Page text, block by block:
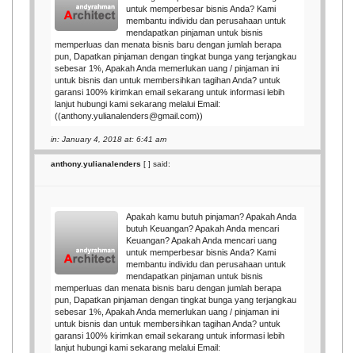
untuk memperbesar bisnis Anda? Kami
membantu individu dan perusahaan untuk
mendapatkan pinjaman untuk bisnis
memperluas dan menata bisnis baru dengan jumlah berapa
pun, Dapatkan pinjaman dengan tingkat bunga yang terjangkau
sebesar 1%, Apakah Anda memerlukan uang / pinjaman ini
untuk bisnis dan untuk membersihkan tagihan Anda? untuk
garansi 100% kirimkan email sekarang untuk informasi lebih
lanjut hubungi kami sekarang melalui Email:
((anthony.yulianalenders@gmail.com))
in: January 4, 2018 at: 6:41 am
anthony.yulianalenders [] said:
Apakah kamu butuh pinjaman? Apakah Anda
butuh Keuangan? Apakah Anda mencari
Keuangan? Apakah Anda mencari uang
untuk memperbesar bisnis Anda? Kami
membantu individu dan perusahaan untuk
mendapatkan pinjaman untuk bisnis
memperluas dan menata bisnis baru dengan jumlah berapa
pun, Dapatkan pinjaman dengan tingkat bunga yang terjangkau
sebesar 1%, Apakah Anda memerlukan uang / pinjaman ini
untuk bisnis dan untuk membersihkan tagihan Anda? untuk
garansi 100% kirimkan email sekarang untuk informasi lebih
lanjut hubungi kami sekarang melalui Email: